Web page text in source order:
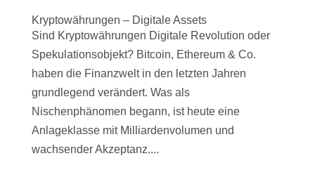
Kryptowährungen – Digitale Assets
Sind Kryptowährungen Digitale Revolution oder
Spekulationsobjekt? Bitcoin, Ethereum & Co.
haben die Finanzwelt in den letzten Jahren
grundlegend verändert. Was als
Nischenphänomen begann, ist heute eine
Anlageklasse mit Milliardenvolumen und
wachsender Akzeptanz....